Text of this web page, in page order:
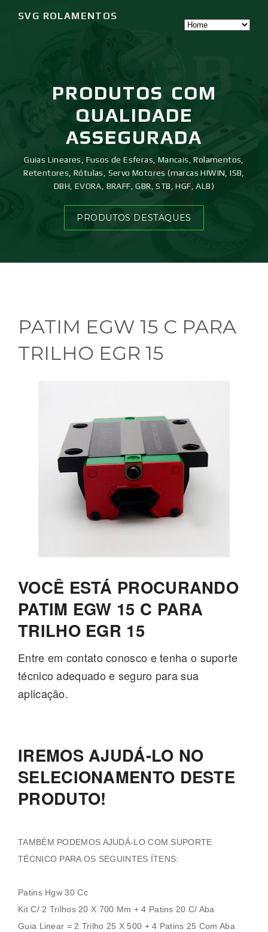
SVG ROLAMENTOS
PRODUTOS COM
QUALIDADE
ASSEGURADA
Guias Lineares, Fusos de Esferas, Mancais, Rolamentos,
Retentores, Rótulas, Servo Motores (marcas HIWIN, ISB,
DBH, EVORA, BRAFF, GBR, STB, HGF, ALB)
PRODUTOS DESTAQUES
PATIM EGW 15 C PARA
TRILHO EGR 15
VOCÊ ESTÁ PROCURANDO
PATIM EGW 15 C PARA
TRILHO EGR 15
Entre em contato conosco e tenha o suporte
técnico adequado e seguro para sua
aplicação.
IREMOS AJUDÁ-LO NO
SELECIONAMENTO DESTE
PRODUTO!
TAMBÉM PODEMOS AJUDÁ-LO COM SUPORTE
TÉCNICO PARA OS SEGUINTES ÍTENS:
Patins Hgw 30 Cc
Kit C/ 2 Trilhos 20 X 700 Mm + 4 Patins 20 C/ Aba
Guia Linear = 2 Trilho 25 X 500 + 4 Patins 25 Com Aba